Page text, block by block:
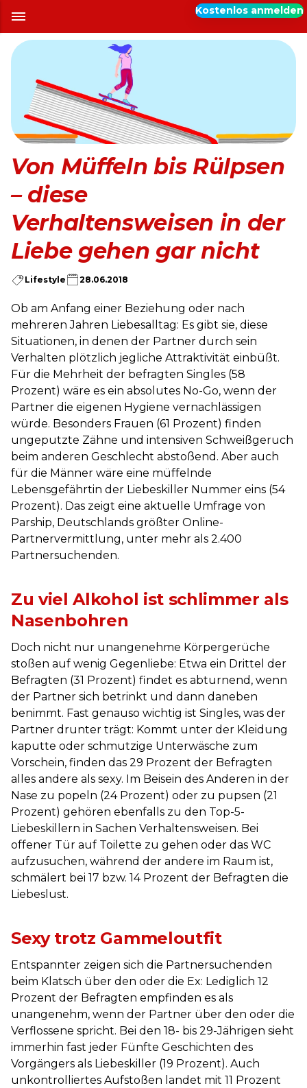
Kostenlos anmelden
Von Müffeln bis Rülpsen
– diese
Verhaltensweisen in der
Liebe gehen gar nicht
Lifestyle 28.06.2018
Ob am Anfang einer Beziehung oder nach
mehreren Jahren Liebesalltag: Es gibt sie, diese
Situationen, in denen der Partner durch sein
Verhalten plötzlich jegliche Attraktivität einbüßt.
Für die Mehrheit der befragten Singles (58
Prozent) wäre es ein absolutes No-Go, wenn der
Partner die eigenen Hygiene vernachlässigen
würde. Besonders Frauen (61 Prozent) finden
ungeputzte Zähne und intensiven Schweißgeruch
beim anderen Geschlecht abstoßend. Aber auch
für die Männer wäre eine müffelnde
Lebensgefährtin der Liebeskiller Nummer eins (54
Prozent). Das zeigt eine aktuelle Umfrage von
Parship, Deutschlands größter Online-
Partnervermittlung, unter mehr als 2.400
Partnersuchenden.
Zu viel Alkohol ist schlimmer als
Nasenbohren
Doch nicht nur unangenehme Körpergerüche
stoßen auf wenig Gegenliebe: Etwa ein Drittel der
Befragten (31 Prozent) findet es abturnend, wenn
der Partner sich betrinkt und dann daneben
benimmt. Fast genauso wichtig ist Singles, was der
Partner drunter trägt: Kommt unter der Kleidung
kaputte oder schmutzige Unterwäsche zum
Vorschein, finden das 29 Prozent der Befragten
alles andere als sexy. Im Beisein des Anderen in der
Nase zu popeln (24 Prozent) oder zu pupsen (21
Prozent) gehören ebenfalls zu den Top-5-
Liebeskillern in Sachen Verhaltensweisen. Bei
offener Tür auf Toilette zu gehen oder das WC
aufzusuchen, während der andere im Raum ist,
schmälert bei 17 bzw. 14 Prozent der Befragten die
Liebeslust.
Sexy trotz Gammeloutfit
Entspannter zeigen sich die Partnersuchenden
beim Klatsch über den oder die Ex: Lediglich 12
Prozent der Befragten empfinden es als
unangenehm, wenn der Partner über den oder die
Verflossene spricht. Bei den 18- bis 29-Jährigen sieht
immerhin fast jeder Fünfte Geschichten des
Vorgängers als Liebeskiller (19 Prozent). Auch
unkontrolliertes Aufstoßen landet mit 11 Prozent